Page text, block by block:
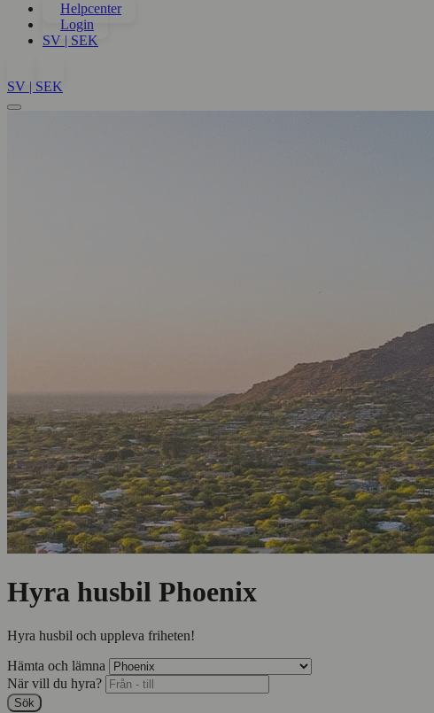
Helpcenter
Login
SV | SEK
SV | SEK
Hyra husbil Phoenix
Hyra husbil och uppleva friheten!
Hämta och lämna
När vill du hyra?
Sök